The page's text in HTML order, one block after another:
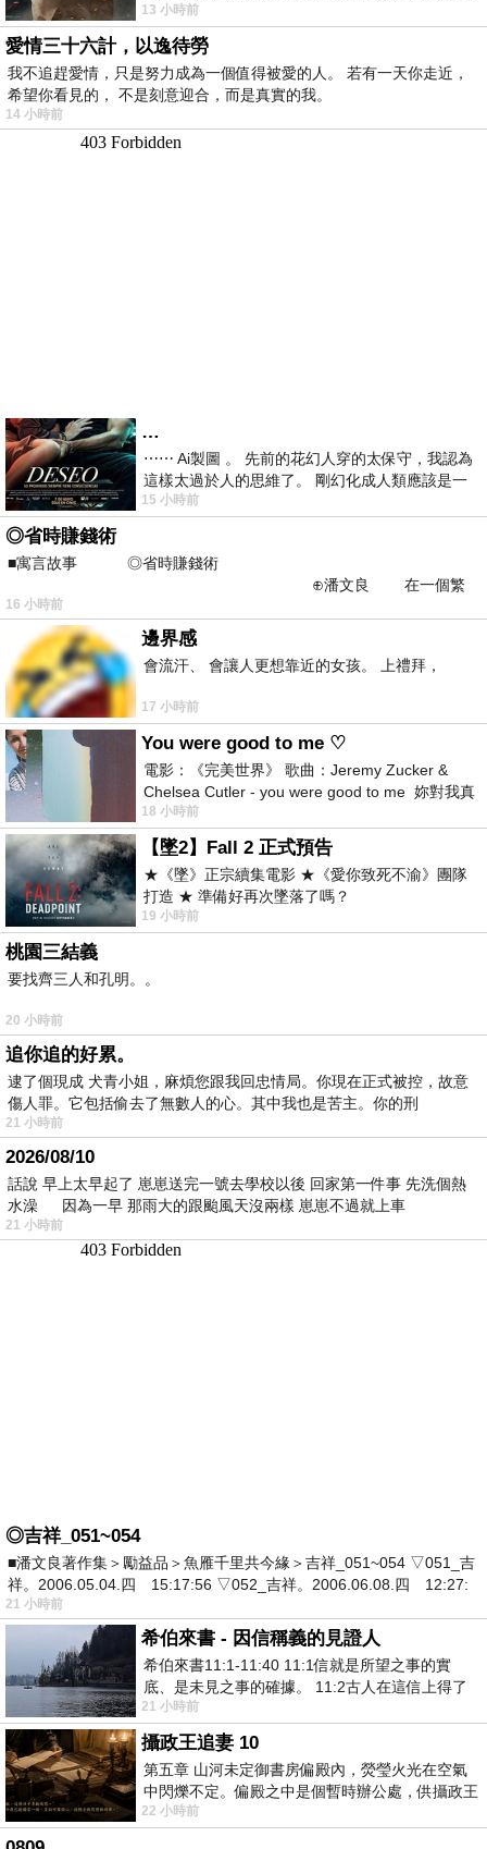
一頂棒球潮帽，後來發現帽
13 小時前
愛情三十六計，以逸待勞
我不追趕愛情，只是努力成為一個值得被愛的人。 若有一天你走近，
希望你看見的， 不是刻意迎合，而是真實的我。
14 小時前
…
⋯⋯ Ai製圖 。 先前的花幻人穿的太保守，我認為
這樣太過於人的思維了。 剛幻化成人類應該是一
絲不掛吧？ 當然這樣是創不出
15 小時前
◎省時賺錢術
■寓言故事 ◎省時賺錢術
⊕潘文良 在一個繁
華的商業街上，有兩家傳統
16 小時前
邊界感
會流汗、 會讓人更想靠近的女孩。 上禮拜，
17 小時前
You were good to me ♡
電影：《完美世界》 歌曲：Jeremy Zucker &
Chelsea Cutler - you were good to me 妳對我真
好 因
18 小時前
【墜2】Fall 2 正式預告
★《墜》正宗續集電影 ★《愛你致死不渝》團隊
打造 ★ 準備好再次墜落了嗎？
19 小時前
桃園三結義
要找齊三人和孔明。。
20 小時前
追你追的好累。
逮了個現成 犬青小姐，麻煩您跟我回忠情局。你現在正式被控，故意
傷人罪。它包括偷去了無數人的心。其中我也是苦主。你的刑
21 小時前
2026/08/10
話說 早上太早起了 崽崽送完一號去學校以後 回家第一件事 先洗個熱
水澡 因為一早 那雨大的跟颱風天沒兩樣 崽崽不過就上車
21 小時前
◎吉祥_051~054
■潘文良著作集＞勵益品＞魚雁千里共今緣＞吉祥_051~054 ▽051_吉
祥。2006.05.04.四 15:17:56 ▽052_吉祥。2006.06.08.四 12:27:
21 小時前
希伯來書 - 因信稱義的見證人
希伯來書11:1-11:40 11:1信就是所望之事的實
底、是未見之事的確據。 11:2古人在這信上得了
美好的證據。 11:3我們因着信、就知道
21 小時前
攝政王追妻 10
第五章 山河未定御書房偏殿內，熒瑩火光在空氣
中閃爍不定。偏殿之中是個暫時辦公處，供攝政王
於皇宮內廷裡處理公務已然很多年。房內
22 小時前